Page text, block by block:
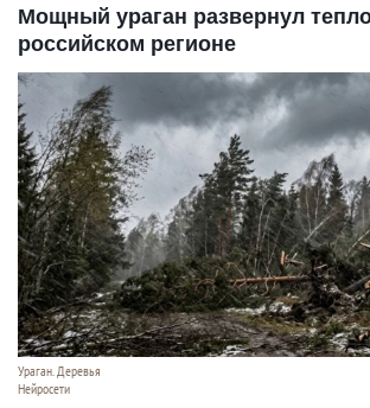
Мощный ураган развернул
российском регионе
Ураган. Деревья
Нейросети